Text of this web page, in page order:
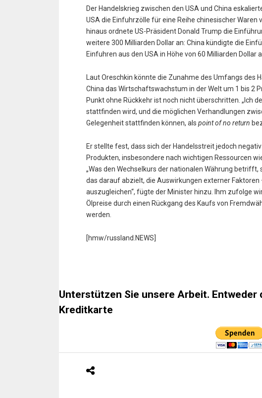
Der Handelskrieg zwischen den USA und China
USA die Einfuhrzölle für eine Reihe chinesischer
hinaus ordnete US-Präsident Donald Trump die
weitere 300 Milliarden Dollar an: China kündigte die
Einfuhren aus den USA in Höhe von 60 Milliarden Dollar
Laut Oreschkin könnte die Zunahme des Umfangs des
China das Wirtschaftswachstum in der Welt um 1 bis 2
Punkt ohne Rückkehr ist noch nicht überschritten. „Ich
stattfinden wird, und die möglichen Verhandlungen
Gelegenheit stattfinden können, alspoint of no return
Er stellte fest, dass sich der Handelsstreit jedoch
Produkten, insbesondere nach wichtigen Ressourcen
„Was den Wechselkurs der nationalen Währung betrifft,
das darauf abzielt, die Auswirkungen externer
auszugleichen“, fügte der Minister hinzu. Ihm zufolge
Ölpreise durch einen Rückgang des Kaufs von
werden.
[hmw/russland.NEWS]
Unterstützen Sie unsere Arbeit. Entweder
Kreditkarte